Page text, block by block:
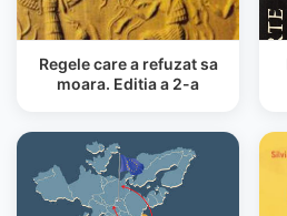
Regele care a refuzat sa
moara. Editia a 2-a